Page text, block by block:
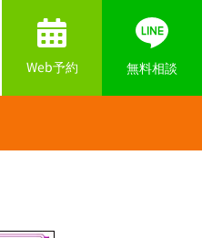
Web予約 無料相談